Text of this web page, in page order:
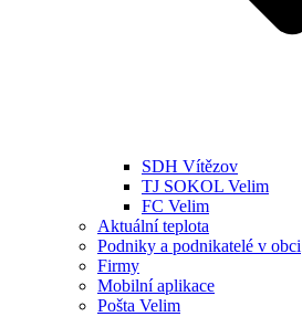
SDH Vítězov
TJ SOKOL Velim
FC Velim
Aktuální teplota
Podniky a podnikatelé v obci
Firmy
Mobilní aplikace
Pošta Velim